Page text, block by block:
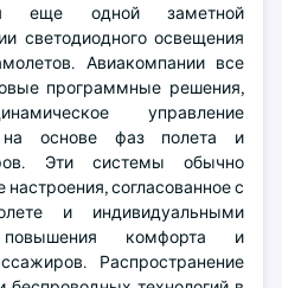
еще одной заметной
светодиодного освещения
Авиакомпании все
программные решения,
управление
на основе фаз полета и
Эти системы обычно
согласованное с
и индивидуальными
комфорта и
Распространение